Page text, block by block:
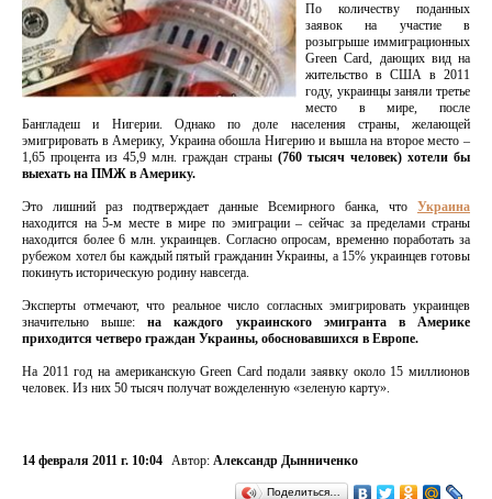
По количеству поданных
заявок на участие в
розыгрыше иммиграционных
Green Card, дающих вид на
жительство в США в 2011
году, украинцы заняли третье
место в мире, после
Бангладеш и Нигерии. Однако по доле населения страны, желающей
эмигрировать в Америку, Украина обошла Нигерию и вышла на второе место –
1,65 процента из 45,9 млн. граждан страны (760 тысяч человек) хотели бы
выехать на ПМЖ в Америку.
Это лишний раз подтверждает данные Всемирного банка, что Украина
находится на 5-м месте в мире по эмиграции – сейчас за пределами страны
находится более 6 млн. украинцев. Согласно опросам, временно поработать за
рубежом хотел бы каждый пятый гражданин Украины, а 15% украинцев готовы
покинуть историческую родину навсегда.
Эксперты отмечают, что реальное число согласных эмигрировать украинцев
значительно выше:на каждого украинского эмигранта в Америке
приходится четверо граждан Украины, обосновавшихся в Европе.
На 2011 год на американскую Green Card подали заявку около 15 миллионов
человек. Из них 50 тысяч получат вожделенную «зеленую карту».
14 февраля 2011 г. 10:04 Автор: Александр Дынниченко
Поделиться…